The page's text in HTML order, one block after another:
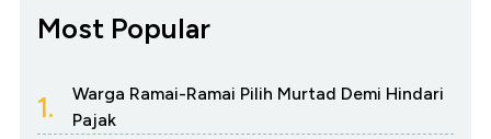
Most Popular
1.
Warga Ramai-Ramai Pilih Murtad Demi Hindari
Pajak